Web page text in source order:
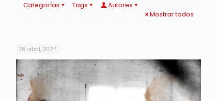
Categorías Tags
Autores
Mostrar todos
29 abril, 2024